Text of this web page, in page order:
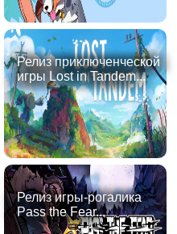
Релиз приключенческой
игры Lost in Tandem...
Релиз игры-рогалика
Pass the Fear...